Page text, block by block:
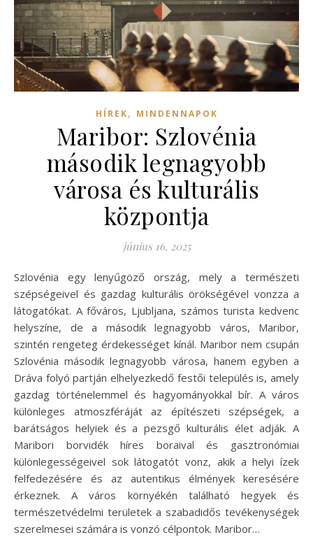
HÍREK, MINDENNAPOK
Maribor: Szlovénia
második legnagyobb
városa és kulturális
központja
június 16, 2025
Szlovénia egy lenyűgöző ország, mely a természeti
szépségeivel és gazdag kulturális örökségével vonzza a
látogatókat. A főváros, Ljubljana, számos turista kedvenc
helyszíne, de a második legnagyobb város, Maribor,
szintén rengeteg érdekességet kínál. Maribor nem csupán
Szlovénia második legnagyobb városa, hanem egyben a
Dráva folyó partján elhelyezkedő festői település is, amely
gazdag történelemmel és hagyományokkal bír. A város
különleges atmoszféráját az építészeti szépségek, a
barátságos helyiek és a pezsgő kulturális élet adják. A
Maribori borvidék híres boraival és gasztronómiai
különlegességeivel sok látogatót vonz, akik a helyi ízek
felfedezésére és az autentikus élmények keresésére
érkeznek. A város környékén található hegyek és
természetvédelmi területek a szabadidős tevékenységek
szerelmesei számára is vonzó célpontok. Maribor…